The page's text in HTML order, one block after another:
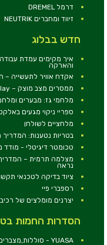
דרמל DREMEL
זיווד ומחברים NEUTRIK
חדש בבלוג
והארקה
אקדח אוויר לתעשייה
ממסרים מצב מוצק – Solid State Relay
מלחמי גז: מבערים
ספריי ניקוי מגעים
מלחציים לשולחן
בטריות נטענות:
טכומטר דיגיטלי - מודד
מצלמה תרמית –
נראה
ציוד בדיקה לטכנאי
רספברי פיי
יצרנים מומלצים של
הסדרות החמות
YUASA - סוללות,מצברים ומטענים